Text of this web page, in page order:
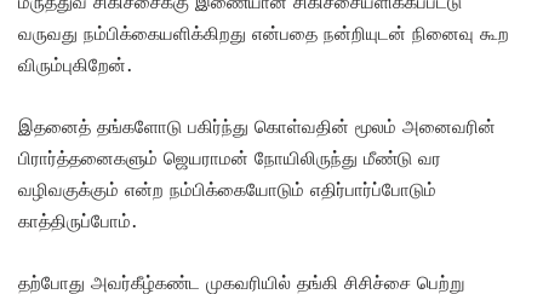
வருவது நம்பிக்கையளிக்கிறது என்பதை நன்றியுடன் நினைவு கூற
விரும்புகிறேன்.
இதனைத் தங்களோடு பகிர்ந்து கொள்வதின் மூலம் அனைவரின்
பிரார்த்தனைகளும் ஜெயராமன் நோயிலிருந்து மீண்டு வர
வழிவகுக்கும் என்ற நம்பிக்கையோடும் எதிர்பார்ப்போடும்
காத்திருப்போம்.
தற்போது அவர்கீழ்கண்ட முகவரியில் தங்கி சிசிச்சை பெற்று